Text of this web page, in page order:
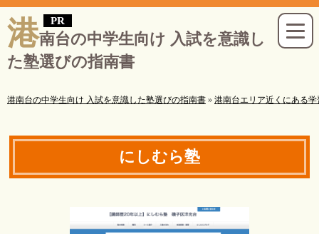
港南台の中学生向け 入試を意識し
た塾選びの指南書
港南台の中学生向け 入試を意識した塾選びの指南書 » 港南台エリア近くにある学
にしむら塾